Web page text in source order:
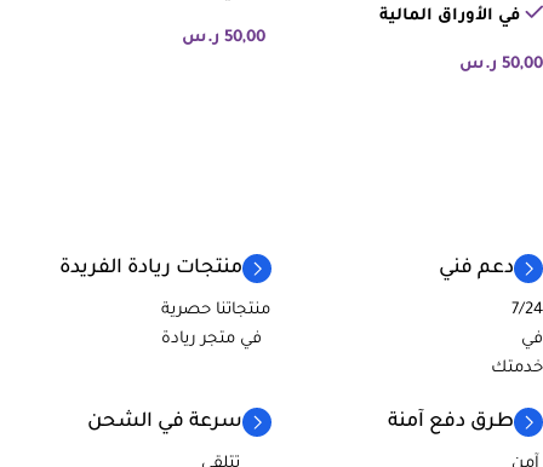
في الأوراق المالية
50,00 ر.س
50,00 ر.س
دعم فني
7/24
في
خدمتك
منتجات ريادة الفريدة
منتجاتنا حصرية
في متجر ريادة
طرق دفع آمنة سرعة في الشحن